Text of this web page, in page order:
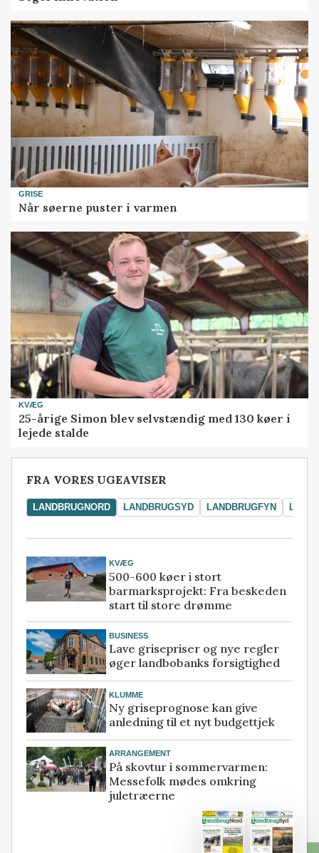
GRISE
Når søerne puster i varmen
KVÆG
25-årige Simon blev selvstændig med 130 køer i
lejede stalde
FRA VORES UGEAVISER
LANDBRUGNORD LANDBRUGSYD LANDBRUGFYN
KVÆG
500-600 køer i stort
barmarksprojekt: Fra beskeden
start til store drømme
BUSINESS
Lave grisepriser og nye regler
øger landbobanks forsigtighed
KLUMME
Ny griseprognose kan give
anledning til et nyt budgettjek
ARRANGEMENT
På skovtur i sommervarmen:
Messefolk mødes omkring
juletræerne